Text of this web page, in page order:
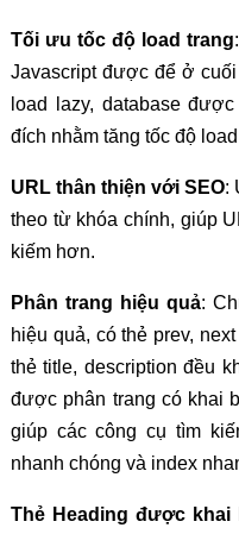
Tối ưu tốc độ load trang
Javascript được để ở
load lazy, database
đích nhằm tăng tốc độ
URL thân thiện với SEO:
theo từ khóa chính, giúp
kiếm hơn.
Phân trang hiệu quả:
hiệu quả, có thẻ prev,
thẻ title, description đều
được phân trang có khai
giúp các công cụ tìm
nhanh chóng và index
Thẻ Heading được khai